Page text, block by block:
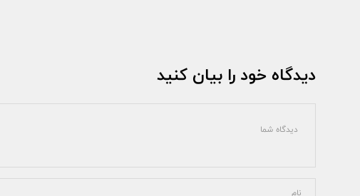
دیدگاه خود را بیان کنید